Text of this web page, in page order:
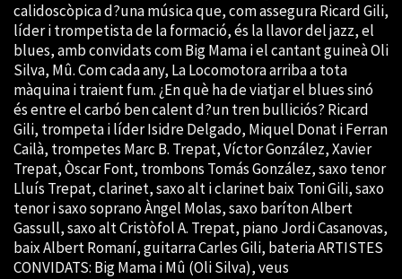
calidoscòpica d?una música que, com assegura Ricard Gili,
líder i trompetista de la formació, és la llavor del jazz, el
blues, amb convidats com Big Mama i el cantant guineà Oli
Silva, Mû. Com cada any, La Locomotora arriba a tota
màquina i traient fum. ¿En què ha de viatjar el blues sinó
és entre el carbó ben calent d?un tren bulliciós? Ricard
Gili, trompeta i líder Isidre Delgado, Miquel Donat i Ferran
Cailà, trompetes Marc B. Trepat, Víctor González, Xavier
Trepat, Òscar Font, trombons Tomás González, saxo tenor
Lluís Trepat, clarinet, saxo alt i clarinet baix Toni Gili, saxo
tenor i saxo soprano Àngel Molas, saxo baríton Albert
Gassull, saxo alt Cristòfol A. Trepat, piano Jordi Casanovas,
baix Albert Romaní, guitarra Carles Gili, bateria ARTISTES
CONVIDATS: Big Mama i Mû (Oli Silva), veus